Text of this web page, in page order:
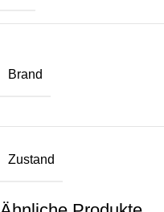
Brand
Zustand